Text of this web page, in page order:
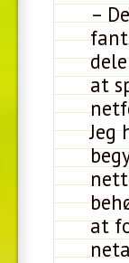
–
at
Jeg
at